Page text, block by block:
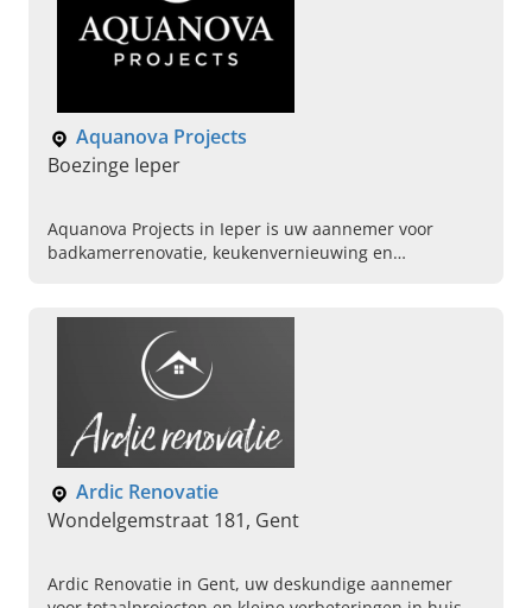
Aquanova Projects
Boezinge Ieper
Aquanova Projects in Ieper is uw aannemer voor
badkamerrenovatie, keukenvernieuwing en
Ardic Renovatie
Wondelgemstraat 181, Gent
Ardic Renovatie in Gent, uw deskundige aannemer